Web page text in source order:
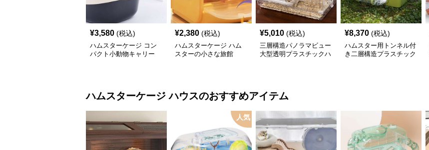
¥3,580 (税込)
ハムスターケージ コン
パクト小動物キャリー
¥2,380 (税込)
ハムスターケージ ハム
スターの小さな旅館
¥5,010 (税込)
三層構造パノラマビュー
大型透明プラスチックハ
¥8,370 (税込)
ハムスター用トンネル付
き二層構造プラスチック
ハムスターケージ ハウスのおすすめアイテム
人気